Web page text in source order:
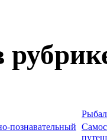
познавательный